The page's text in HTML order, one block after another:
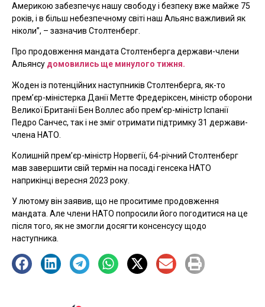
Америкою забезпечує нашу свободу і безпеку вже майже 75
років, і в більш небезпечному світі наш Альянс важливий як
ніколи”, – зазначив Столтенберг.
Про продовження мандата Столтенберга держави-члени
Альянсу домовились ще минулого тижня.
Жоден із потенційних наступників Столтенберга, як-то
прем’єр-міністерка Данії Метте Фредеріксен, міністр оборони
Великої Британії Бен Воллес або прем’єр-міністр Іспанії
Педро Санчес, так і не зміг отримати підтримку 31 держави-
члена НАТО.
Колишній прем’єр-міністр Норвегії, 64-річний Столтенберг
мав завершити свій термін на посаді генсека НАТО
наприкінці вересня 2023 року.
У лютому він заявив, що не проситиме продовження
мандата. Але члени НАТО попросили його погодитися на це
після того, як не змогли досягти консенсусу щодо
наступника.